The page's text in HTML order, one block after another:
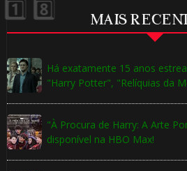
MAIS
Há exatamente 15 anos
"Harry Potter", "Relíquias da
"À Procura de Harry: A Arte
disponível na HBO Max!
1️⃣ 8️⃣